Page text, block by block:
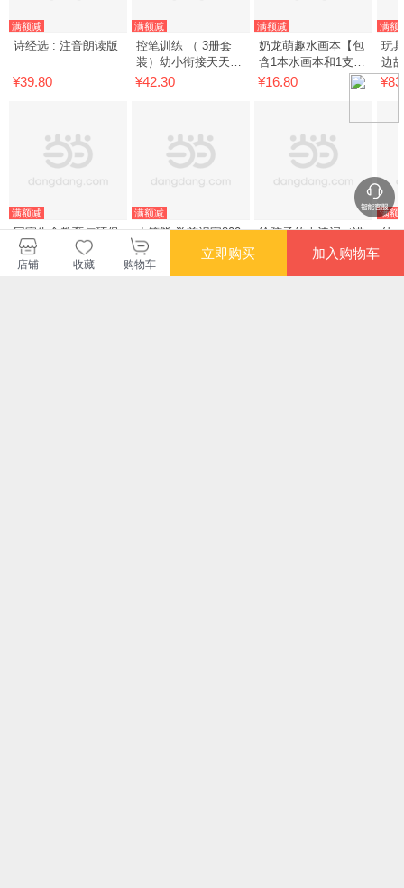
满额减
诗经选 : 注音朗读版
¥39.80
满额减
回家生命教育与环保
启蒙绘本海豚绘本花
园艺术启蒙生命教育
¥40.10
满额减
控笔训练 （ 3册套
装）幼小衔接天天练
习 专注力早教运笔2-
¥42.30
满额减
小笨熊 学前识字800
个 超厚本大开本 彩
图注音 快乐读书娃
幼儿园适用 幼小衔接
¥15.10
满额减
奶龙萌趣水画本【包
含1本水画本和1支水
画笔】清水作画反复
¥16.80
给孩子的古诗词（讲
满额
玩
边
满额
幼
店铺 收藏 购物车
立即购买 加入购物车